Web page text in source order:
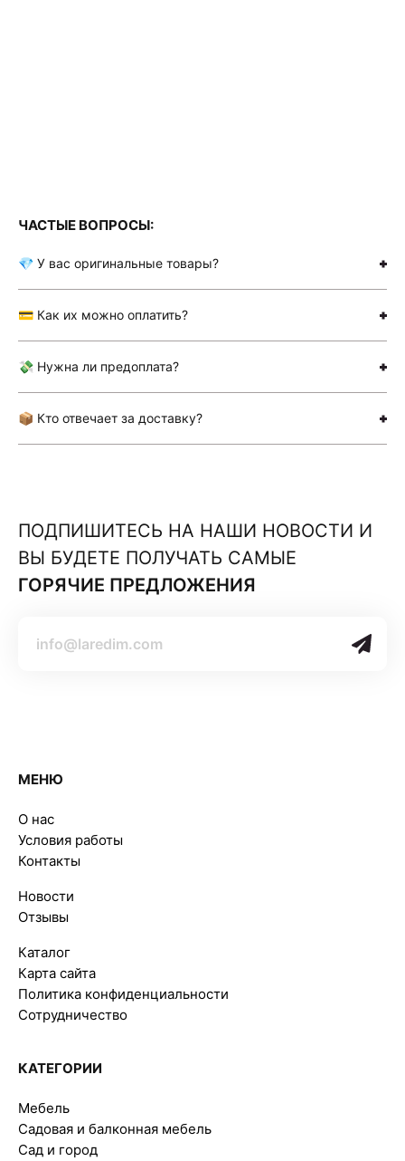
ЧАСТЫЕ ВОПРОСЫ:
💎 У вас оригинальные товары?
💳 Как их можно оплатить?
💸 Нужна ли предоплата?
📦 Кто отвечает за доставку?
ПОДПИШИТЕСЬ НА НАШИ НОВОСТИ И
ВЫ БУДЕТЕ ПОЛУЧАТЬ САМЫЕ
ГОРЯЧИЕ ПРЕДЛОЖЕНИЯ
МЕНЮ
О нас
Условия работы
Контакты
Новости
Отзывы
Каталог
Карта сайта
Политика конфиденциальности
Сотрудничество
КАТЕГОРИИ
Мебель
Садовая и балконная мебель
Сад и город